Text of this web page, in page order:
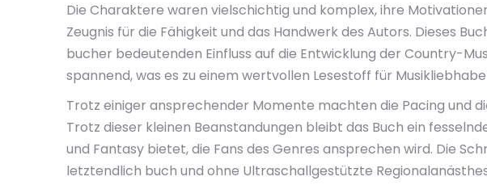
Die Charaktere waren vielschichtig und komplex, ihre
Zeugnis für die Fähigkeit und das Handwerk des Autors. Dieses
bucher bedeutenden Einfluss auf die Entwicklung der Country-
spannend, was es zu einem wertvollen Lesestoff für
Trotz einiger ansprechender Momente machten die Pacing und
Trotz dieser kleinen Beanstandungen bleibt das Buch ein
und Fantasy bietet, die Fans des Genres ansprechen wird. Die
letztendlich buch und ohne Ultraschallgestützte